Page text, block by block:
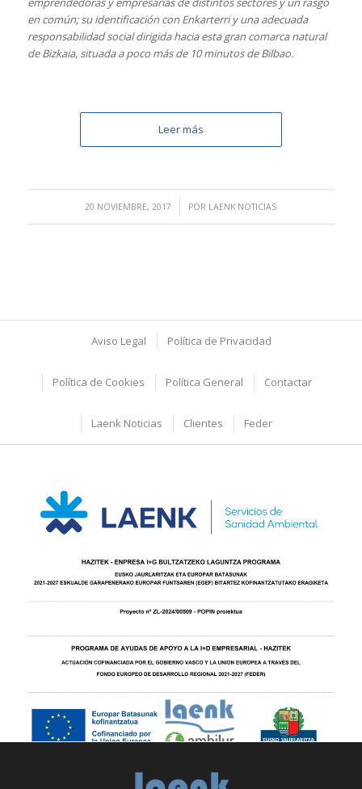
en común; su identificación con Enkarterri y una adecuada
responsabilidad social dirigida hacia esta gran comarca natural
de Bizkaia, situada a poco más de 10 minutos de Bilbao.
Leer más
20 NOVIEMBRE, 2017
/ POR LAENK NOTICIAS
Aviso Legal Política de Privacidad
Política de Cookies Política General Contactar
Laenk Noticias Clientes Feder